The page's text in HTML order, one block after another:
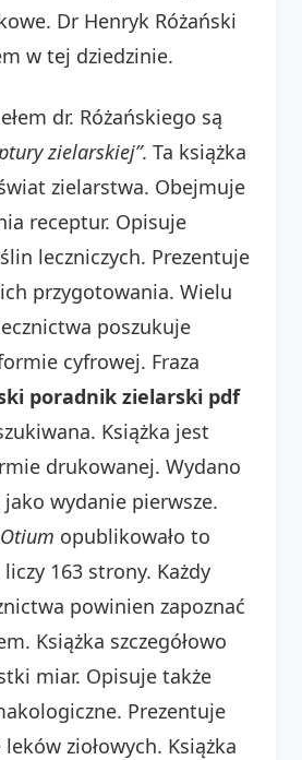
Dr Henryk Różański
w tej dziedzinie.
dr. Różańskiego są
zielarskiej”. Ta książka
zielarstwa. Obejmuje
receptur. Opisuje
leczniczych. Prezentuje
przygotowania. Wielu
poszukuje
cyfrowej. Fraza
poradnik zielarski pdf
Książka jest
drukowanej. Wydano
wydanie pierwsze.
Otium opublikowało to
liczy 163 strony. Każdy
powinien zapoznać
Książka szczegółowo
miar. Opisuje także
Prezentuje
ziołowych. Książka